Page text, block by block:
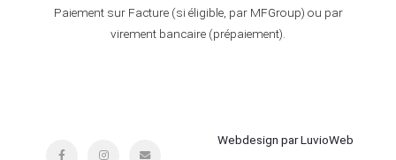
Paiement sur Facture (si éligible, par MFGroup) ou par
virement bancaire (prépaiement).
Webdesign par LuvioWeb